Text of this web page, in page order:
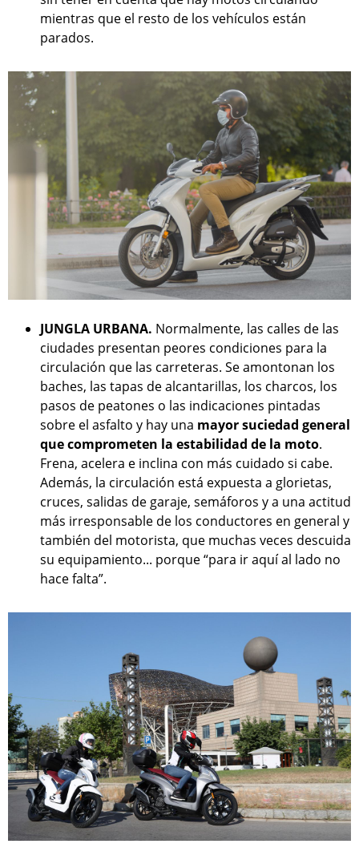
mientras que el resto de los vehículos están
parados.
JUNGLA URBANA. Normalmente, las calles de las
ciudades presentan peores condiciones para la
circulación que las carreteras. Se amontonan los
baches, las tapas de alcantarillas, los charcos, los
pasos de peatones o las indicaciones pintadas
sobre el asfalto y hay una mayor suciedad general
que comprometen la estabilidad de la moto.
Frena, acelera e inclina con más cuidado si cabe.
Además, la circulación está expuesta a glorietas,
cruces, salidas de garaje, semáforos y a una actitud
más irresponsable de los conductores en general y
también del motorista, que muchas veces descuida
su equipamiento... porque “para ir aquí al lado no
hace falta”.